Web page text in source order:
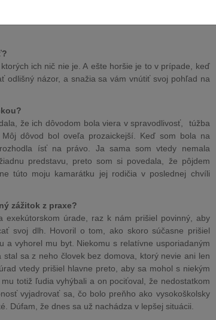
ich nič nie je. A ešte horšie je to v prípade, keď
odlišný názor, a snažia sa vám vnútiť svoj pohľad na
že ich dôvodom bola viera v spravodlivosť, túžba
dôvod bol oveľa prozaickejší. Keď som bola na
ísť na právo. Ja sama som vtedy nemala
predstavu, preto som si povedala, že pôjdem
túto moju kamarátku jej rodičia v poslednej chvíli
zážitok z praxe?
exekútorskom úrade, raz k nám prišiel povinný, aby
svoj dlh. Hovoril o tom, ako skoro súčasne prišiel
a vyhorel mu byt. Niekomu s relatívne usporiadaným
sa z neho človek bez domova, ktorý nevie ani len
vtedy prišiel hlavne preto, aby sa mohol s niekým
totiž ľudia vyhýbali a on pociťoval, že nedostatkom
vyjadrovať sa, čo bolo preňho ako vysokoškolsky
Dúfam, že dnes sa už nachádza v lepšej situácii.